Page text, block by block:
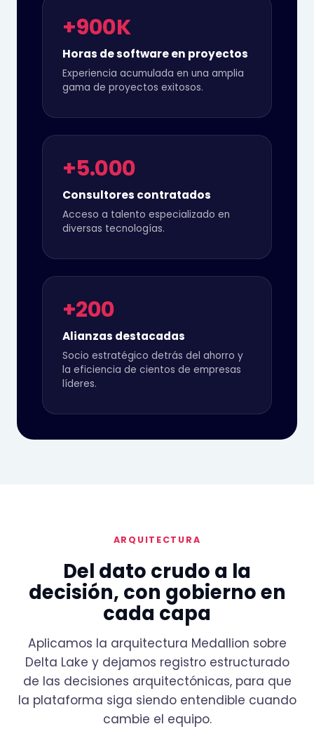
+900K
Horas de software en proyectos
Experiencia acumulada en una amplia
gama de proyectos exitosos.
+5.000
Consultores contratados
Acceso a talento especializado en
diversas tecnologías.
+200
Alianzas destacadas
Socio estratégico detrás del ahorro y
la eficiencia de cientos de empresas
líderes.
ARQUITECTURA
Del dato crudo a la
decisión, con gobierno en
cada capa
Aplicamos la arquitectura Medallion sobre
Delta Lake y dejamos registro estructurado
de las decisiones arquitectónicas, para que
la plataforma siga siendo entendible cuando
cambie el equipo.